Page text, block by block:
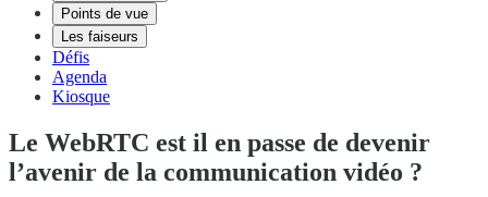
Points de vue
Les faiseurs
Défis
Agenda
Kiosque
Le WebRTC est il en passe de devenir
l’avenir de la communication vidéo ?